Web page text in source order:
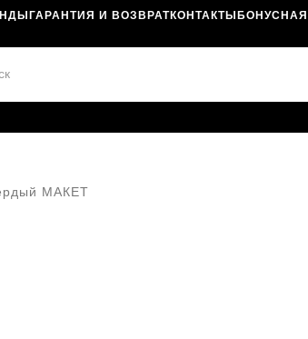
ГАРАНТИЯ И ВОЗВРАТКОНТАКТЫ